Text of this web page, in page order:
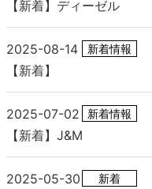
【新着】ディーゼル
2025-08-14 新着情報
【新着】
2025-07-02 新着情報
【新着】J&M
2025-05-30 新着